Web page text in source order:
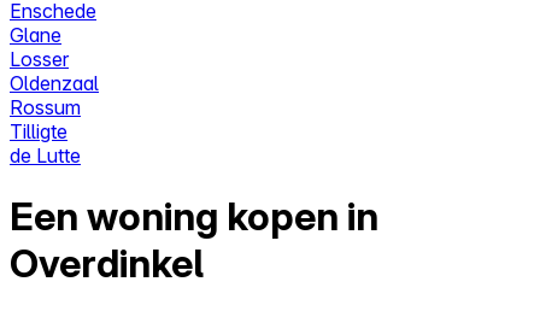
Enschede
Glane
Losser
Oldenzaal
Rossum
Tilligte
de Lutte
Een woning kopen in
Overdinkel